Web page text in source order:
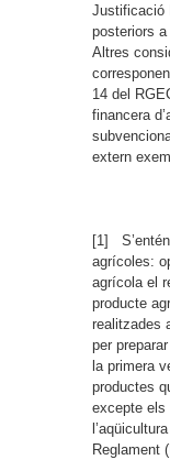
Justificació
posteriors
Altres
14 del
financera
extern
[1]
agrícoles:
agrícola el
producte
realitzades
per
la primera
productes
excepte els
Reglament